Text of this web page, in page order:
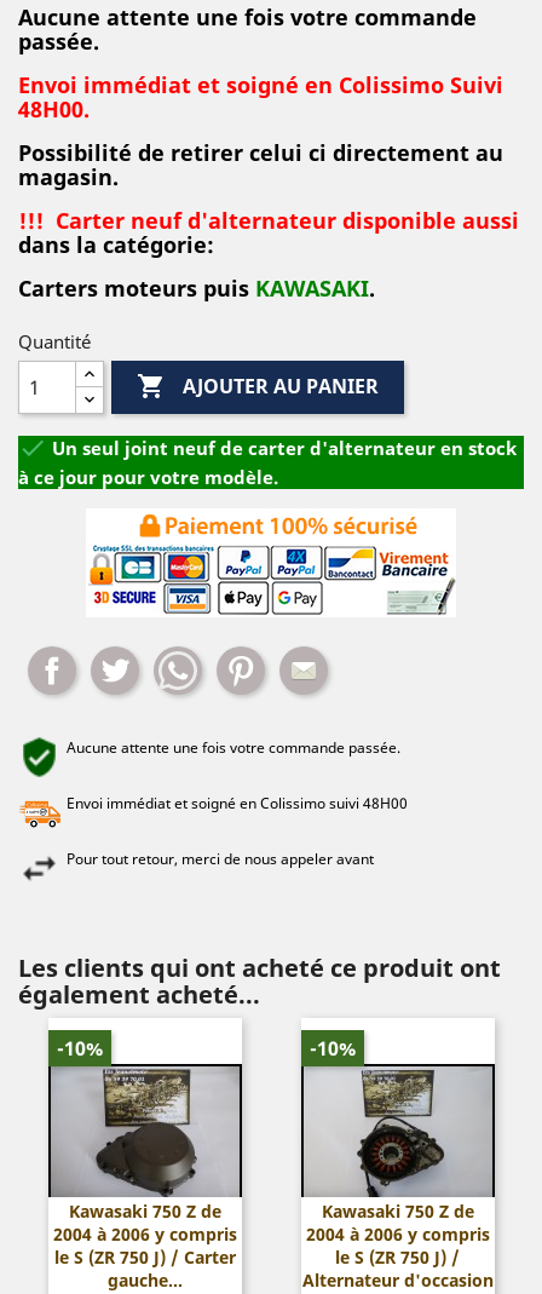
Aucune attente une fois votre commande
passée.
Envoi immédiat et soigné en Colissimo Suivi
48H00.
Possibilité de retirer celui ci directement au
magasin.
!!! Carter neuf d'alternateur disponible aussi
dans la catégorie:
Carters moteurs puis KAWASAKI.
Quantité
 AJOUTER AU PANIER
 Un seul joint neuf de carter d'alternateur en stock
à ce jour pour votre modèle.
Partager Tweet WhatsappPinterest
Aucune attente une fois votre commande passée.
Envoi immédiat et soigné en Colissimo suivi 48H00
Pour tout retour, merci de nous appeler avant
Les clients qui ont acheté ce produit ont
également acheté...
Kawasaki 750 Z de
2004 à 2006 y compris
le S (ZR 750 J) / Carter
gauche...
-10%
Kawasaki 750 Z de
2004 à 2006 y compris
le S (ZR 750 J) /
Alternateur d'occasion
-10%